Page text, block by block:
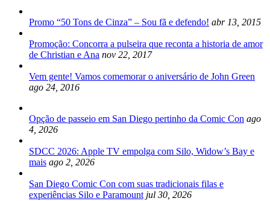
Promo “50 Tons de Cinza” – Sou fã e defendo! abr 13, 2015
Promoção: Concorra a pulseira que reconta a historia de amor
de Christian e Ana nov 22, 2017
Vem gente! Vamos comemorar o aniversário de John Green
ago 24, 2016
Opção de passeio em San Diego pertinho da Comic Con ago
4, 2026
SDCC 2026: Apple TV empolga com Silo, Widow’s Bay e
mais ago 2, 2026
San Diego Comic Con com suas tradicionais filas e
experiências Silo e Paramount jul 30, 2026